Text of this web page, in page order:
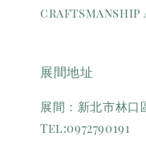
craftsmanship
展間地址
展間：新北市林口
Tel:0972790191